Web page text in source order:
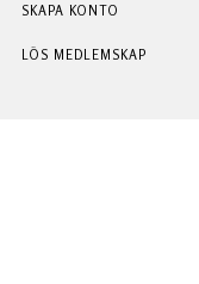
SKAPA KONTO
LÖS MEDLEMSKAP